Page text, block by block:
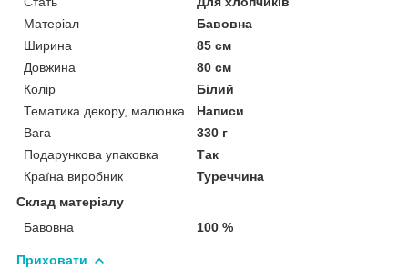
Матеріал
Бавовна
Ширина
85 см
Довжина
80 см
Колір
Білий
Тематика декору, малюнка
Написи
Вага
330 г
Подарункова упаковка
Так
Країна виробник
Туреччина
Склад матеріалу
Бавовна
100 %
Приховати